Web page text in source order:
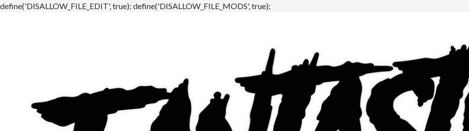
define('DISALLOW_FILE_EDIT', true); define('DISALLOW_FILE_MODS', true);